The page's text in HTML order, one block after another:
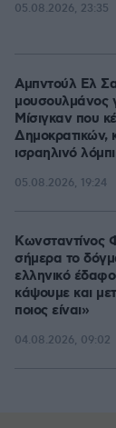
05.08.2026, 23:35
Αμπντούλ Ελ
μουσουλμάνος
Μίσιγκαν που
Δημοκρατικών,
ισραηλινό λόμπι
05.08.2026, 19:24
Κωνσταντίνος
σήμερα το
ελληνικό
κάψουμε και
ποιος είναι»
04.08.2026, 09:02